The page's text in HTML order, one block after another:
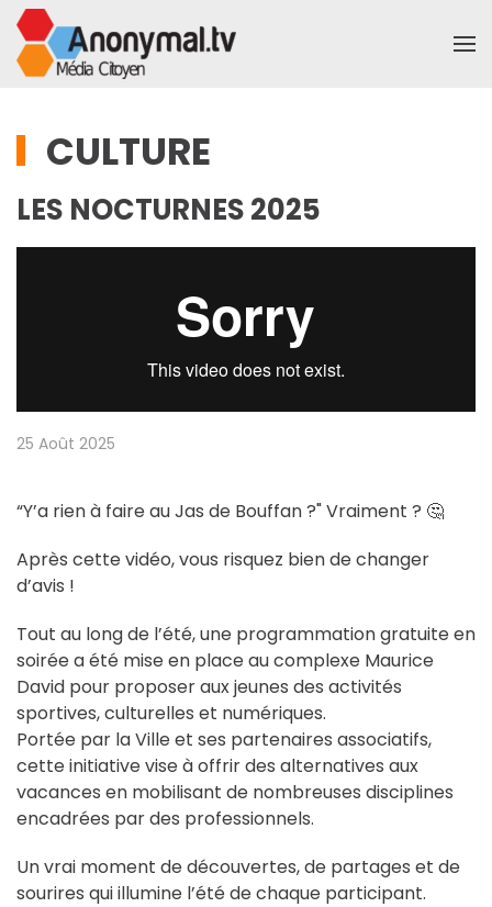
Accéder au contenu principal
CULTURE
LES NOCTURNES 2025
25 Août 2025
“Y’a rien à faire au Jas de Bouffan ?" Vraiment ? 🤔
Après cette vidéo, vous risquez bien de changer
d’avis !
Tout au long de l’été, une programmation gratuite en
soirée a été mise en place au complexe Maurice
David pour proposer aux jeunes des activités
sportives, culturelles et numériques.
Portée par la Ville et ses partenaires associatifs,
cette initiative vise à offrir des alternatives aux
vacances en mobilisant de nombreuses disciplines
encadrées par des professionnels.
Un vrai moment de découvertes, de partages et de
sourires qui illumine l’été de chaque participant.